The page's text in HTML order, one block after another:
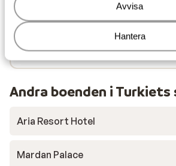
Avvisa
Hantera
Avstånd till bargata ca 1000 m
Närmaste butiker ca 700 m
Närmaste restaurang ca 700 m
Dolmus ( till centrala mot
Andra boenden i
Aria Resort Hotel
Mardan Palace